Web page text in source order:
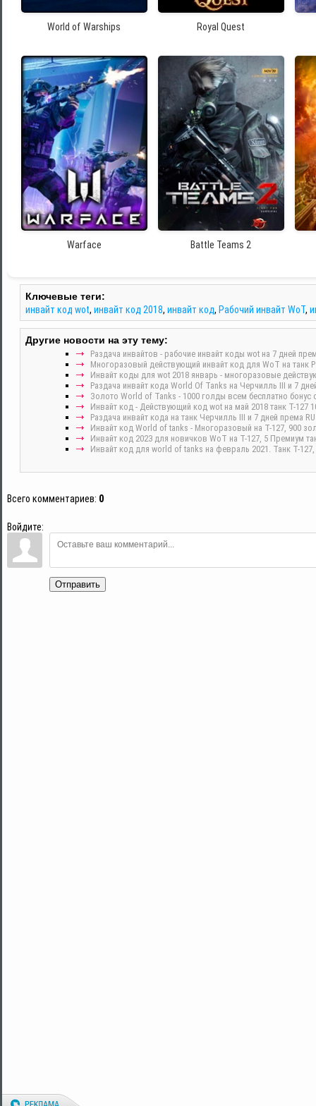
World of Warships Royal Quest
Warface Battle Teams 2
Ключевые теги:
инвайт код wot, инвайт код 2018, инвайт код, Рабочий инвайт WoT,
Другие новости на эту тему:
Раздача инвайтов - рабочие инвайт коды wot на 7 дней
Многоразовый действующий инвайт код для WoT на танк
Инвайт коды для wot 2018 январь - многоразовые
Раздача инвайт кода World Of Tanks на Черчилль III и 7
Золото World of Tanks - 1000 голды всем бесплатно бонус
Инвайт код - Действующий код wot на май 2018 танк Т-127
Раздача инвайт кода на танк Черчилль III и 7 дней према
Инвайт код World of tanks - Многоразовый на Т-127, 900
Инвайт код 2023 для новичков WoT на Т-127, 5 Премиум
Инвайт код для world of tanks на февраль 2021. Танк Т-
Всего комментариев: 0
Войдите:
Отправить